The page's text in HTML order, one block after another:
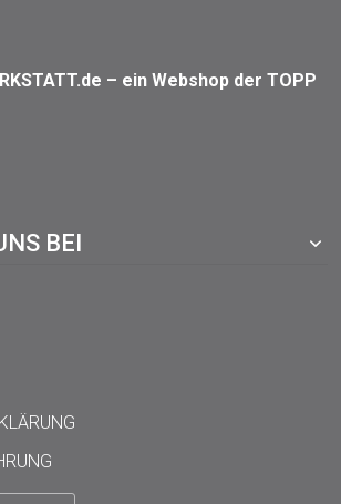
– ein Webshop der TOPP
BEI